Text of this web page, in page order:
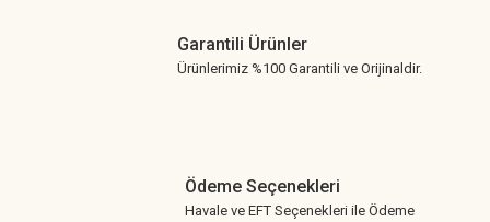
Garantili Ürünler
Ürünlerimiz %100 Garantili ve Orijinaldir.
Ödeme Seçenekleri
Havale ve EFT Seçenekleri ile Ödeme